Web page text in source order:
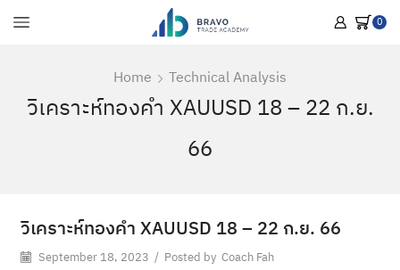
0
Home Technical Analysis
วิเคราะห์ทองคำ XAUUSD 18 – 22 ก.ย.
66
วิเคราะห์ทองคำ XAUUSD 18 – 22 ก.ย. 66
September 18, 2023 / Posted by Coach Fah